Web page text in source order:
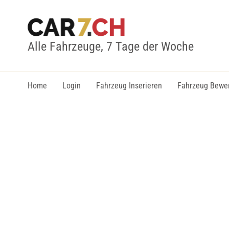
Alle Fahrzeuge, 7 Tage der Woche
Home Login Fahrzeug Inserieren Fahrzeug